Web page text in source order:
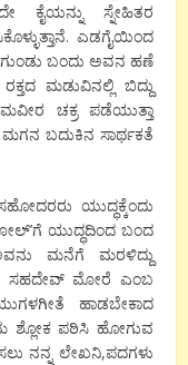
ಕೈಯನ್ನು ಸ್ನೇಹಿತರ
ಎಡಗೈಯಿಂದ
ಬಂದು ಅವನ ಹಣೆ
ರಕ್ತದ ಮಡುವಿನಲ್ಲಿ ಬಿದ್ದು
ಚಕ್ರ ಪಡೆಯುತ್ತಾ
ಮಗನ ಬದುಕಿನ ಸಾರ್ಥಕತೆ
ಯುದ್ಧಕ್ಕೆಂದು
’ಗೆ ಯುದ್ಧದಿಂದ ಬಂದ
ಮನೆಗೆ ಮರಳಿದ್ದು
ಮೋರೆ ಎಂಬ
ಹಾಡಬೇಕಾದ
ಶ್ಲೋಕ ಪಠಿಸಿ ಹೋಗುವ
ನನ್ನ ಲೇಖನಿ,ಪದಗಳು